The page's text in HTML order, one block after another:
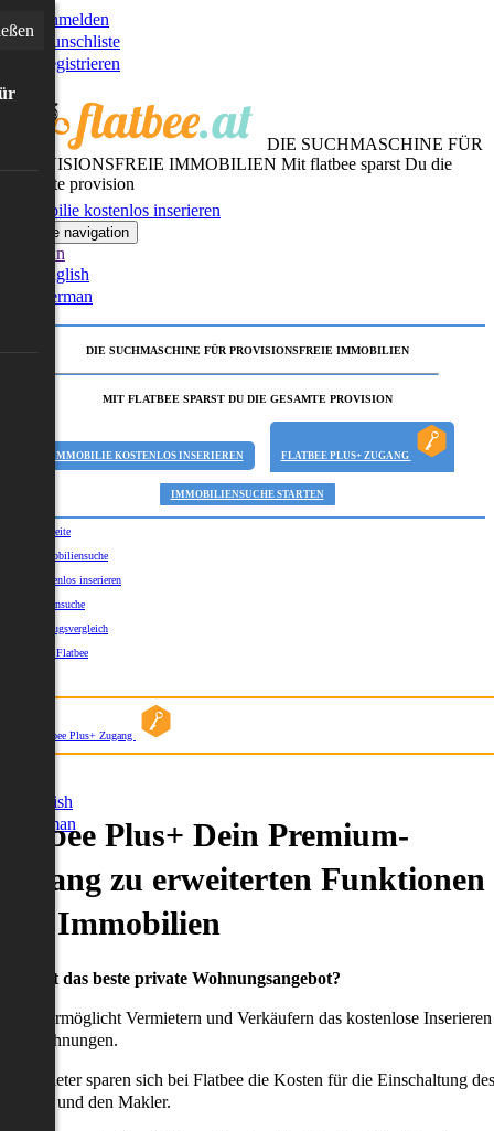
Anmelden
Wunschliste
Registrieren
DIE SUCHMASCHINE FÜR
PROVISIONSFREIE IMMOBILIEN Mit flatbee sparst Du die
gesamte provision
Immobilie kostenlos inserieren
Toggle navigation
German
English
German
DIE SUCHMASCHINE FÜR PROVISIONSFREIE IMMOBILIEN
MIT FLATBEE SPARST DU DIE GESAMTE PROVISION
IMMOBILIE KOSTENLOS INSERIEREN FLATBEE PLUS+ ZUGANG
IMMOBILIENSUCHE STARTEN
Startseite
Immobiliensuche
Kostenlos inserieren
Kartensuche
Umzugsvergleich
Über Flatbee
Flatbee Plus+ Zugang
English
German
Plus+ Dein Premium-
zu erweiterten Funktionen
Immobilien
willst das beste private Wohnungsangebot?
ermöglicht Vermietern und Verkäufern das kostenlose Inserieren
Wohnungen.
Anbieter sparen sich bei Flatbee die Kosten für die Einschaltung des
und den Makler.